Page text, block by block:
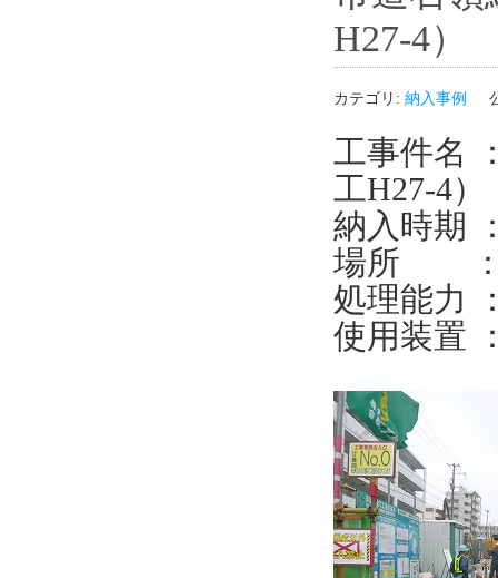
H27-4）
カテゴリ: 納入事例
工事件名
工H27-4）
納入時期
場所 ：
処理能力
使用装置